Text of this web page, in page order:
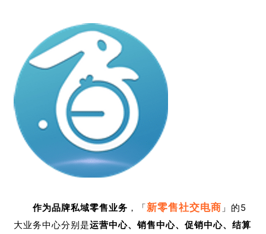
作为品牌私域零售业务 ，「新零售社交电商 」的5
大业务中心分别是运营中心、销售中心、促销中心、结算